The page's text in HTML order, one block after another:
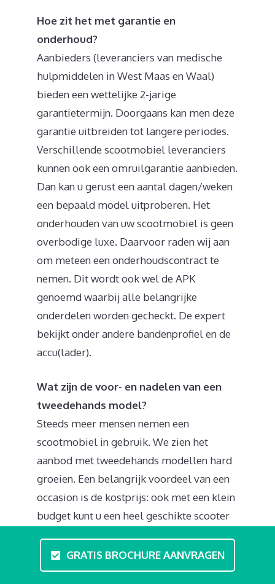
Hoe zit het met garantie en
onderhoud?
Aanbieders (leveranciers van medische
hulpmiddelen in West Maas en Waal)
bieden een wettelijke 2-jarige
garantietermijn. Doorgaans kan men deze
garantie uitbreiden tot langere periodes.
Verschillende scootmobiel leveranciers
kunnen ook een omruilgarantie aanbieden.
Dan kan u gerust een aantal dagen/weken
een bepaald model uitproberen. Het
onderhouden van uw scootmobiel is geen
overbodige luxe. Daarvoor raden wij aan
om meteen een onderhoudscontract te
nemen. Dit wordt ook wel de APK
genoemd waarbij alle belangrijke
onderdelen worden gecheckt. De expert
bekijkt onder andere bandenprofiel en de
accu(lader).
Wat zijn de voor- en nadelen van een
tweedehands model?
Steeds meer mensen nemen een
scootmobiel in gebruik. We zien het
aanbod met tweedehands modellen hard
groeien. Een belangrijk voordeel van een
occasion is de kostprijs: ook met een klein
budget kunt u een heel geschikte scooter
meenemen, geen levertijd. Minpunten zijn
deukjes, krassen en missende accessoires.
GRATIS BROCHURE AANVRAGEN